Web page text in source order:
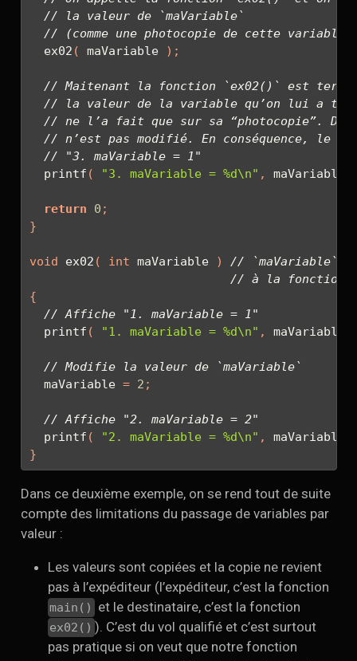
// la valeur de `maVariable`
// (comme une photocopie de cette variable)
  ex02
( maVariable );
// Maitenant la fonction `ex02()` est
// la valeur de la variable qu’on lui a
// ne l’a fait que sur sa “photocopie”.
// n’est pas modifié. En conséquence, le
// "3. maVariable = 1"
  printf
( "3. maVariable = %d\n" , maVariable
return 0 ;
}
void ex02 ( int maVariable )
// `maVariable`
// à la fonction
{
// Affiche "1. maVariable = 1"
  printf
( "1. maVariable = %d\n" , maVariable
// Modifie la valeur de `maVariable`
  maVariable
= 2 ;
// Affiche "2. maVariable = 2"
  printf
( "2. maVariable = %d\n" , maVariable
}
Dans ce deuxième exemple, on se rend tout de suite
compte des limitations du passage de variables par
valeur :
Les valeurs sont copiées et la copie ne revient
pas à l’expéditeur (l’expéditeur, c’est la fonction
main() et le destinataire, c’est la fonction
ex02() ). C’est du vol qualifié et c’est surtout
pas pratique si on veut que notre fonction